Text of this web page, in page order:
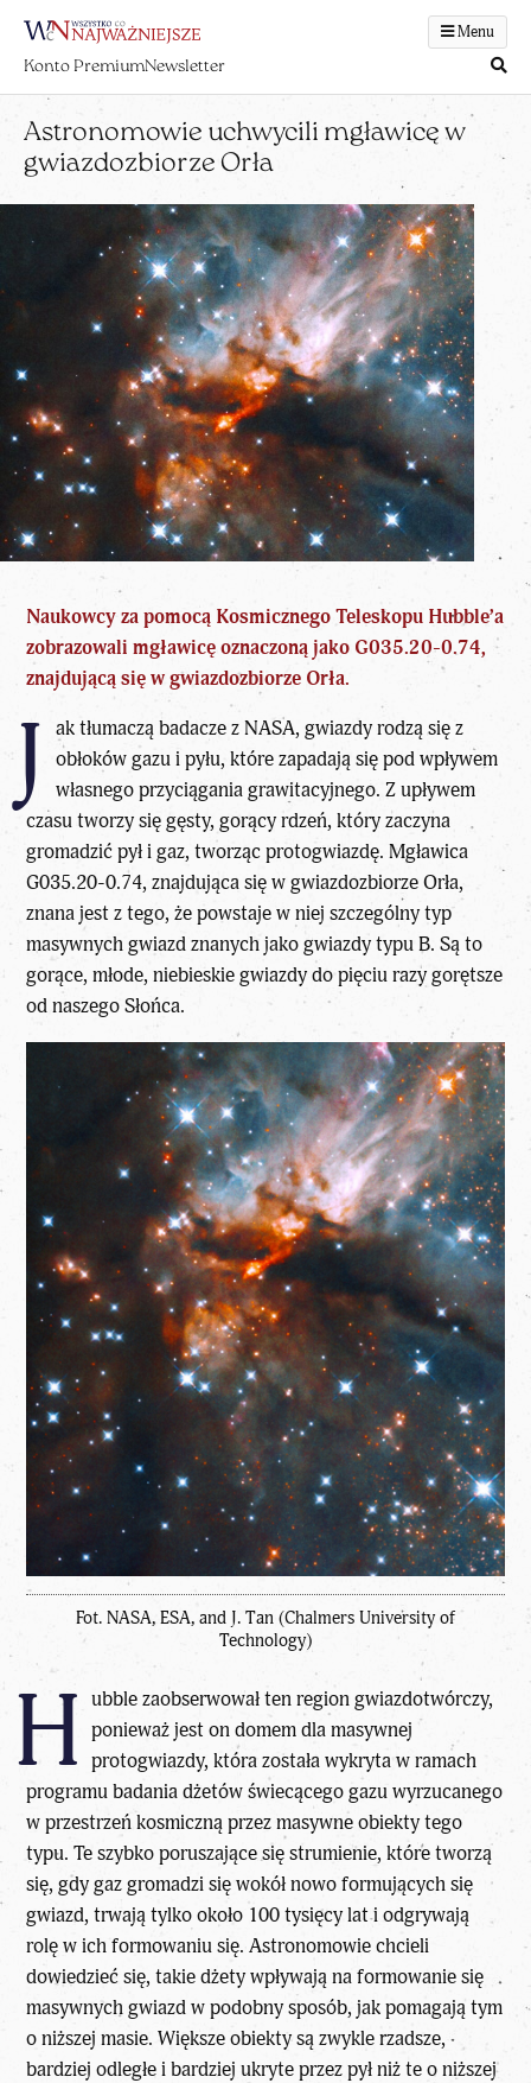
Menu
Konto PremiumNewsletter
Astronomowie uchwycili mgławicę w
gwiazdozbiorze Orła
Naukowcy za pomocą Kosmicznego Teleskopu Hubble’a
zobrazowali mgławicę oznaczoną jako G035.20-0.74,
znajdującą się wgwiazdozbiorze Orła.
J
ak tłumaczą badacze z NASA, gwiazdy rodzą się z
obłoków gazu i pyłu, które zapadają się pod wpływem
własnego przyciągania grawitacyjnego. Z upływem
czasu tworzy się gęsty, gorący rdzeń, który zaczyna
gromadzić pył i gaz, tworząc protogwiazdę. Mgławica
G035.20-0.74, znajdująca się w gwiazdozbiorze Orła,
znana jest z tego, że powstaje w niej szczególny typ
masywnych gwiazd znanych jako gwiazdy typu B. Są to
gorące, młode, niebieskie gwiazdy do pięciu razy gorętsze
od naszego Słońca.
Fot. NASA, ESA, and J. Tan (Chalmers University of
Technology)
H ubble zaobserwował ten region gwiazdotwórczy,
ponieważ jest on domem dla masywnej
protogwiazdy, która została wykryta w ramach
programu badania dżetów świecącego gazu wyrzucanego
w przestrzeń kosmiczną przez masywne obiekty tego
typu. Te szybko poruszające się strumienie, które tworzą
się, gdy gaz gromadzi się wokół nowo formujących się
gwiazd, trwają tylko około 100 tysięcy lat i odgrywają
rolę w ich formowaniu się. Astronomowie chcieli
dowiedzieć się, takie dżety wpływają na formowanie się
masywnych gwiazd w podobny sposób, jak pomagają tym
o niższej masie. Większe obiekty są zwykle rzadsze,
bardziej odległe i bardziej ukryte przez pył niż te o niższej